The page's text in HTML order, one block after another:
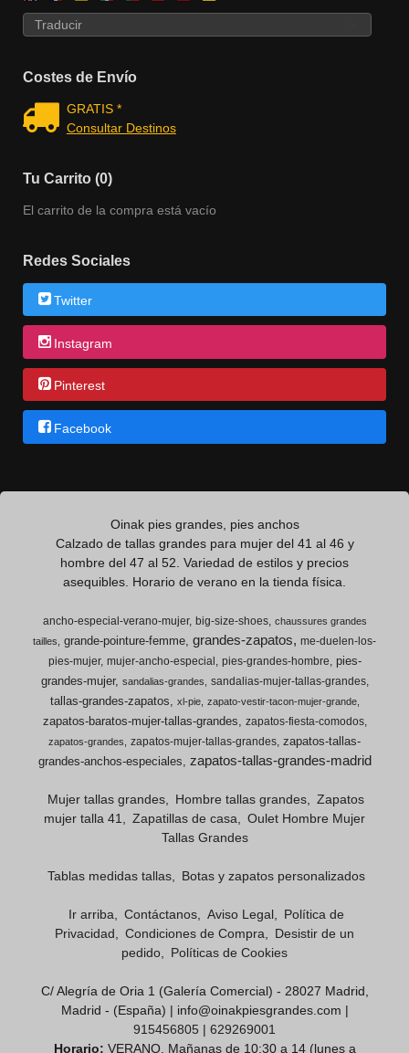
Costes de Envío
GRATIS *
Consultar Destinos
Tu Carrito (0)
El carrito de la compra está vacío
Redes Sociales
Twitter
Instagram
Pinterest
Facebook
Oinak pies grandes, pies anchos
Calzado de tallas grandes para mujer del 41 al 46 y
hombre del 47 al 52. Variedad de estilos y precios
asequibles. Horario de verano en la tienda física.
ancho-especial-verano-mujer big-size-shoes
chaussures grandes
tailles
grande-pointure-femme grandes-zapatos
me-duelen-los-
pies-mujer mujer-ancho-especial pies-grandes-hombre pies-
grandes-mujer
sandalias-grandes sandalias-mujer-tallas-grandes
tallas-grandes-zapatos xl-pie zapato-vestir-tacon-mujer-grande
zapatos-baratos-mujer-tallas-grandes zapatos-fiesta-comodos
zapatos-grandes zapatos-mujer-tallas-grandes zapatos-tallas-
grandes-anchos-especiales zapatos-tallas-grandes-madrid
Mujer tallas grandes Hombre tallas grandes
Zapatos
mujer talla 41
Zapatillas de casa
Oulet Hombre Mujer
Tallas Grandes
Tablas medidas tallas Botas y zapatos personalizados
Ir arriba Contáctanos Aviso Legal
Política de
Privacidad
Condiciones de Compra
Desistir de un
pedido
Políticas de Cookies
C/ Alegría de Oria 1 (Galería Comercial) - 28027 Madrid,
Madrid - (España) | info@oinakpiesgrandes.com |
915456805 | 629269001
Horario: VERANO. Mañanas de 10:30 a 14 (lunes a